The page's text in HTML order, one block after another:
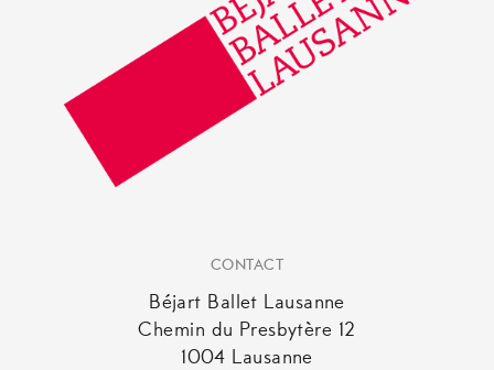
CONTACT
Béjart Ballet Lausanne
Chemin du Presbytère 12
1004 Lausanne